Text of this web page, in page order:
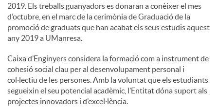
2019. Els treballs guanyadors es donaran a conèixer el mes
d’octubre, en el marc de la cerimònia de Graduació de la
promoció de graduats que han acabat els seus estudis aquest
any 2019 a UManresa.
Caixa d’Enginyers considera la formació com a instrument de
cohesió social clau per al desenvolupament personal i
col·lectiu de les persones. Amb la voluntat que els estudiants
segueixin el seu potencial acadèmic, l’Entitat dóna suport als
projectes innovadors i d’excel·lència.